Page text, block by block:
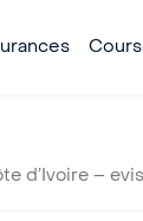
d’Ivoire –